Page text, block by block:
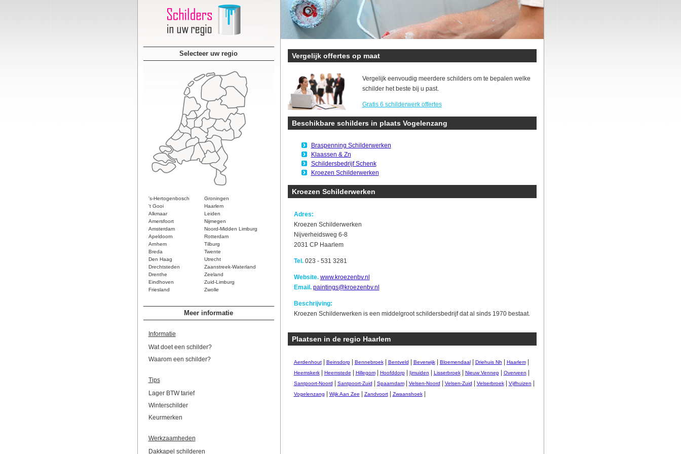
Selecteer uw regio
's-Hertogenbosch
Groningen
't Gooi
Haarlem
Alkmaar
Leiden
Amersfoort
Nijmegen
Amsterdam
Noord-Midden Limburg
Apeldoorn
Rotterdam
Arnhem
Tilburg
Breda
Twente
Den Haag
Utrecht
Drechtsteden
Zaanstreek-Waterland
Drenthe
Zeeland
Eindhoven
Zuid-Limburg
Friesland
Zwolle
Meer informatie
Informatie
Wat doet een schilder?
Waarom een schilder?
Tips
Lager BTW tarief
Winterschilder
Keurmerken
Werkzaamheden
Dakkapel schilderen
Vergelijk offertes op maat
Vergelijk eenvoudig meerdere schilders om te bepalen welke
schilder het beste bij u past.
Gratis 6 schilderwerk offertes
Beschikbare schilders in plaats Vogelenzang
Braspenning Schilderwerken
Klaassen & Zn
Schildersbedrijf Schenk
Kroezen Schilderwerken
Kroezen Schilderwerken
Adres:
Kroezen Schilderwerken
Nijverheidsweg 6-8
2031 CP Haarlem
Tel.023 - 531 3281
Website. www.kroezenbv.nl
Email. paintings@kroezenbv.nl
Beschrijving:
Kroezen Schilderwerken is een middelgroot schildersbedrijf dat al sinds 1970 bestaat.
Plaatsen in de regio Haarlem
Aerdenhout| Beinsdorp| Bennebroek| Bentveld Beverwijk| Bloemendaal| Driehuis Nh Haarlem|
Heemskerk| Heemstede Hillegom| Hoofddorp| Ijmuiden Lisserbroek| Nieuw Vennep| Overveen
Santpoort-Noord Santpoort-Zuid Spaarndam| Velsen-Noord Velsen-Zuid Velserbroek| Vijfhuizen
Vogelenzang Wijk Aan Zee Zandvoort| Zwaanshoek|